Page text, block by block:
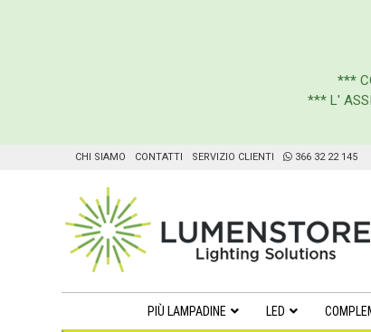
***
*** L'
CHI SIAMO CONTATTI SERVIZIO CLIENTI 366 32 22 145
PIÙ LAMPADINE LED